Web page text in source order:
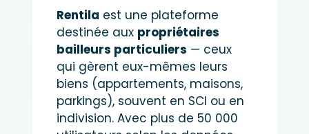
Rentila est une plateforme
destinée aux propriétaires
bailleurs particuliers — ceux
qui gèrent eux-mêmes leurs
biens (appartements, maisons,
parkings), souvent en SCI ou en
indivision. Avec plus de 50 000